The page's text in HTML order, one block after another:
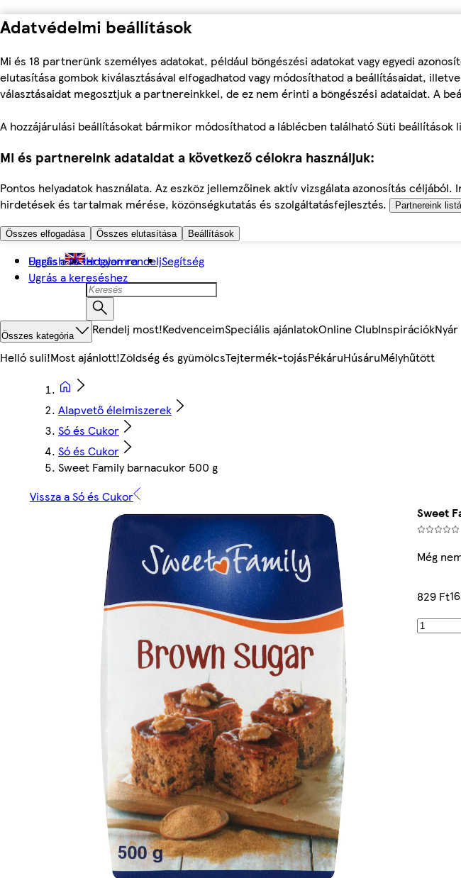
Adatvédelmi beállítások
Mi és 18 partnerünk személyes adatokat, például böngészési adatokat vagy egyedi
elutasítása gombok kiválasztásával elfogadhatod vagy módosíthatod a beállításaidat,
választásaidat megosztjuk a partnereinkkel, de ez nem érinti a böngészési adataidat. A
A hozzájárulási beállításokat bármikor módosíthatod a láblécben található Süti beállítások
Mi és partnereink adataidat a következő célokra használjuk:
Pontos helyadatok használata. Az eszköz jellemzőinek aktív vizsgálata azonosítás
hirdetések és tartalmak mérése, közönségkutatás és szolgáltatásfejlesztés.
Partnereink
Összes elfogadása Összes elutasítása Beállítások
Ugrás a fő tartalomra
Ugrás a kereséshez
English Hogyan rendeljSegítség
Összes kategória Rendelj most!KedvenceimSpeciális ajánlatokOnline ClubInspirációkNyár
Helló suli!Most ajánlott!Zöldség és gyümölcsTejtermék-tojásPékáruHúsáruMélyhűtött
Alapvető élelmiszerek
Só és Cukor
Só és Cukor
Sweet Family barnacukor 500 g
Vissza a Só és Cukor
Sweet
Még
829 Ft